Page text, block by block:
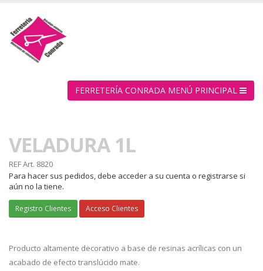
FERRETERÍA CONRADA MENÚ PRINCIPAL
VELADURA 1L
REFArt. 8820
Para hacer sus pedidos, debe acceder a su cuenta o registrarse si
aún no la tiene.
Registro Clientes Acceso Clientes
Producto altamente decorativo a base de resinas acrílicas con un
acabado de efecto translúcido mate.